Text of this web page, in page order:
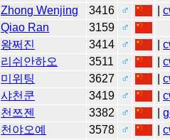
Zhong Wenjing 3416 ♂ |
Qiao Ran 3159
♂
왕쩌진 3414 ♂ |
리쉬안하오 3511 ♂ |
미위팅 3627 ♂ |
샤천쿤 3419 ♂ |
천쯔젠 3382 ♂ |
천야오예 3578 ♂ |